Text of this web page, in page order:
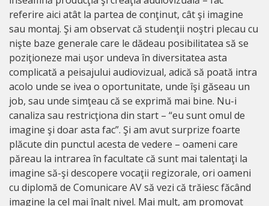
referire aici atât la partea de conţinut, cât şi imagine
sau montaj. Şi am observat că studenţii noştri plecau cu
nişte baze generale care le dădeau posibilitatea să se
poziţioneze mai uşor undeva în diversitatea asta
complicată a peisajului audiovizual, adică să poată intra
acolo unde se ivea o oportunitate, unde îşi găseau un
job, sau unde simţeau că se exprimă mai bine. Nu-i
canaliza sau restricţiona din start – “eu sunt omul de
imagine şi doar asta fac”. Şi am avut surprize foarte
plăcute din punctul acesta de vedere – oameni care
păreau la intrarea în facultate că sunt mai talentaţi la
imagine să-şi descopere vocaţii regizorale, ori oameni
cu diplomă de Comunicare AV să vezi că trăiesc făcând
imagine la cel mai înalt nivel. Mai mult, am promovat